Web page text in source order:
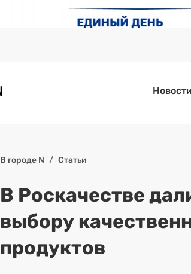
Новости
В городе N Статьи
В Роскачестве
выбору
продуктов